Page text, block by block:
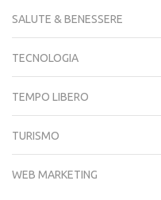
SALUTE & BENESSERE
TECNOLOGIA
TEMPO LIBERO
TURISMO
WEB MARKETING